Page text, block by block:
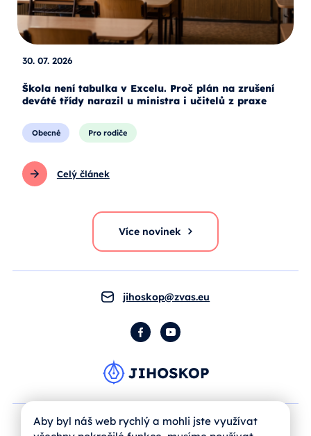
30. 07. 2026
Škola není tabulka v Excelu. Proč plán na zrušení
deváté třídy narazil u ministra i učitelů z praxe
Obecné Pro rodiče
Celý článek
Více novinek
jihoskop@zvas.eu
FacebookYouTube
Aby byl náš web rychlý a mohli jste využívat